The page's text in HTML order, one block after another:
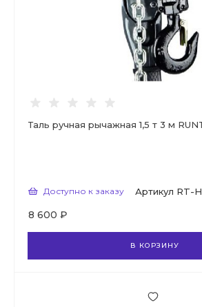
Таль ручная рычажная 1,5 т 3 м
Доступно к заказу Артикул RT-
8 600 ₽
В КОРЗИНУ